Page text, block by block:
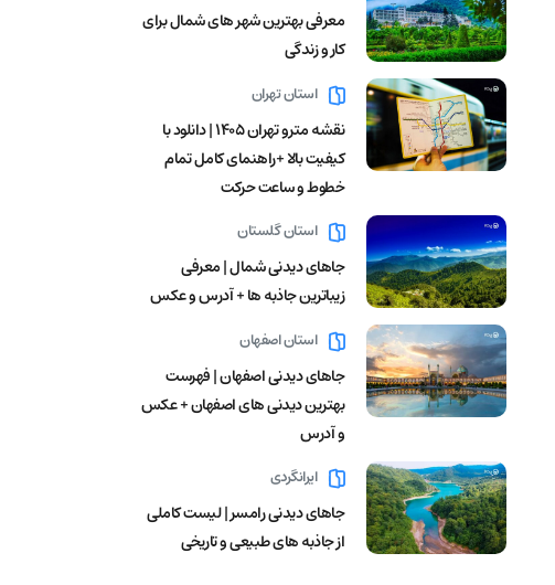
معرفی بهترین شهر های شمال برای
کار و زندگی
استان تهران
نقشه مترو تهران ۱۴۰۵ | دانلود با
کیفیت بالا +راهنمای کامل تمام
خطوط و ساعت حرکت
استان گلستان
جاهای دیدنی شمال | معرفی
زیباترین جاذبه ها + آدرس و عکس
استان اصفهان
جاهای دیدنی اصفهان | فهرست
بهترین دیدنی های اصفهان + عکس
و آدرس
ایرانگردی
جاهای دیدنی رامسر | لیست کاملی
از جاذبه های طبیعی و تاریخی